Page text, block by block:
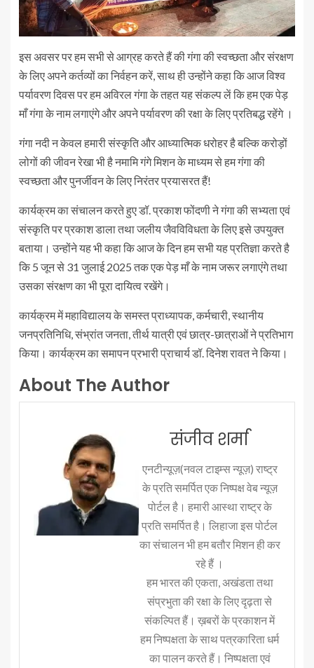
इस अवसर पर हम सभी से आग्रह करते हैं की गंगा की स्वच्छता और संरक्षण
के लिए अपने कर्तव्यों का निर्वहन करें, साथ ही उन्होंने कहा कि आज विश्व
पर्यावरण दिवस पर हम अविरल गंगा के तहत यह संकल्प लें कि हम एक पेड़
माँ गंगा के नाम लगाएंगे और अपने पर्यावरण की रक्षा के लिए प्रतिबद्ध रहेंगे ।
गंगा नदी न केवल हमारी संस्कृति और आध्यात्मिक धरोहर है बल्कि करोड़ों
लोगों की जीवन रेखा भी है नमामि गंगे मिशन के माध्यम से हम गंगा की
स्वच्छता और पुनर्जीवन के लिए निरंतर प्रयासरत हैं!
कार्यक्रम का संचालन करते हुए डॉ. प्रकाश फोंदणी ने गंगा की सभ्यता एवं
संस्कृति पर प्रकाश डाला तथा जलीय जैवविविधता के लिए इसे उपयुक्त
बताया। उन्होंने यह भी कहा कि आज के दिन हम सभी यह प्रतिज्ञा करते है
कि 5 जून से 31 जुलाई 2025 तक एक पेड़ माँ के नाम जरूर लगाएंगे तथा
उसका संरक्षण का भी पूरा दायित्व रखेंगे।
कार्यक्रम में महाविद्यालय के समस्त प्राध्यापक, कर्मचारी, स्थानीय
जनप्रतिनिधि, संभ्रांत जनता, तीर्थ यात्री एवं छात्र-छात्राओं ने प्रतिभाग
किया। कार्यक्रम का समापन प्रभारी प्राचार्य डॉ. दिनेश रावत ने किया।
About The Author
संजीव शर्मा
एनटीन्यूज़(नवल टाइम्स न्यूज़) राष्ट्र
के प्रति समर्पित एक निष्पक्ष वेब न्यूज़
पोर्टल है। हमारी आस्था राष्ट्र के
प्रति समर्पित है। लिहाजा इस पोर्टल
का संचालन भी हम बतौर मिशन ही कर
रहे हैं ।
हम भारत की एकता, अखंडता तथा
संप्रभुता की रक्षा के लिए दृढ़ता से
संकल्पित हैं। ख़बरों के प्रकाशन में
हम निष्पक्षता के साथ पत्रकारिता धर्म
का पालन करते हैं। निष्पक्षता एवं